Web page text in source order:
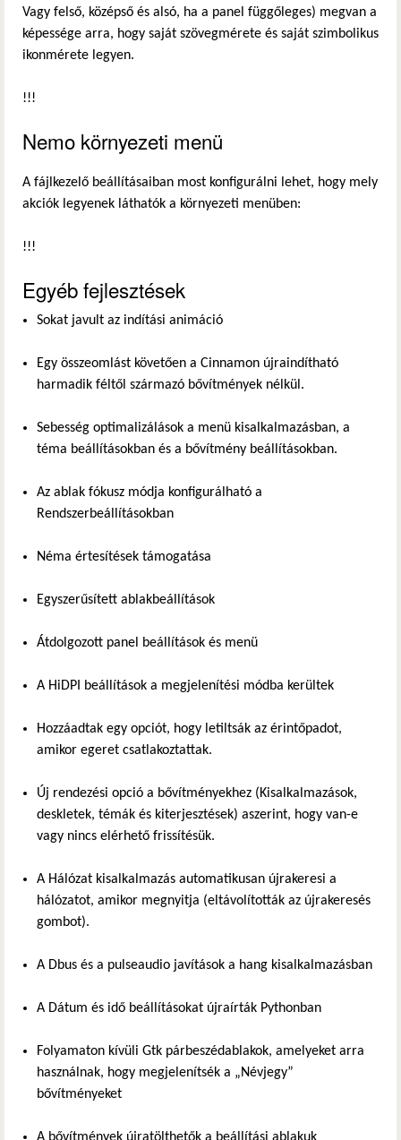
Vagy felső, középső és alsó, ha a panel függőleges) megvan a
képessége arra, hogy saját szövegmérete és saját szimbolikus
ikonmérete legyen.
!!!
Nemo környezeti menü
A fájlkezelő beállításaiban most konfigurálni lehet, hogy mely
akciók legyenek láthatók a környezeti menüben:
!!!
Egyéb fejlesztések
Sokat javult az indítási animáció
Egy összeomlást követően a Cinnamon újraindítható
harmadik féltől származó bővítmények nélkül.
Sebesség optimalizálások a menü kisalkalmazásban, a
téma beállításokban és a bővítmény beállításokban.
Az ablak fókusz módja konfigurálható a
Rendszerbeállításokban
Néma értesítések támogatása
Egyszerűsített ablakbeállítások
Átdolgozott panel beállítások és menü
A HiDPI beállítások a megjelenítési módba kerültek
Hozzáadtak egy opciót, hogy letiltsák az érintőpadot,
amikor egeret csatlakoztattak.
Új rendezési opció a bővítményekhez (Kisalkalmazások,
deskletek, témák és kiterjesztések) aszerint, hogy van-e
vagy nincs elérhető frissítésük.
A Hálózat kisalkalmazás automatikusan újrakeresi a
hálózatot, amikor megnyitja (eltávolították az újrakeresés
gombot).
A Dbus és a pulseaudio javítások a hang kisalkalmazásban
A Dátum és idő beállításokat újraírták Pythonban
Folyamaton kívüli Gtk párbeszédablakok, amelyeket arra
használnak, hogy megjelenítsék a „Névjegy”
bővítményeket